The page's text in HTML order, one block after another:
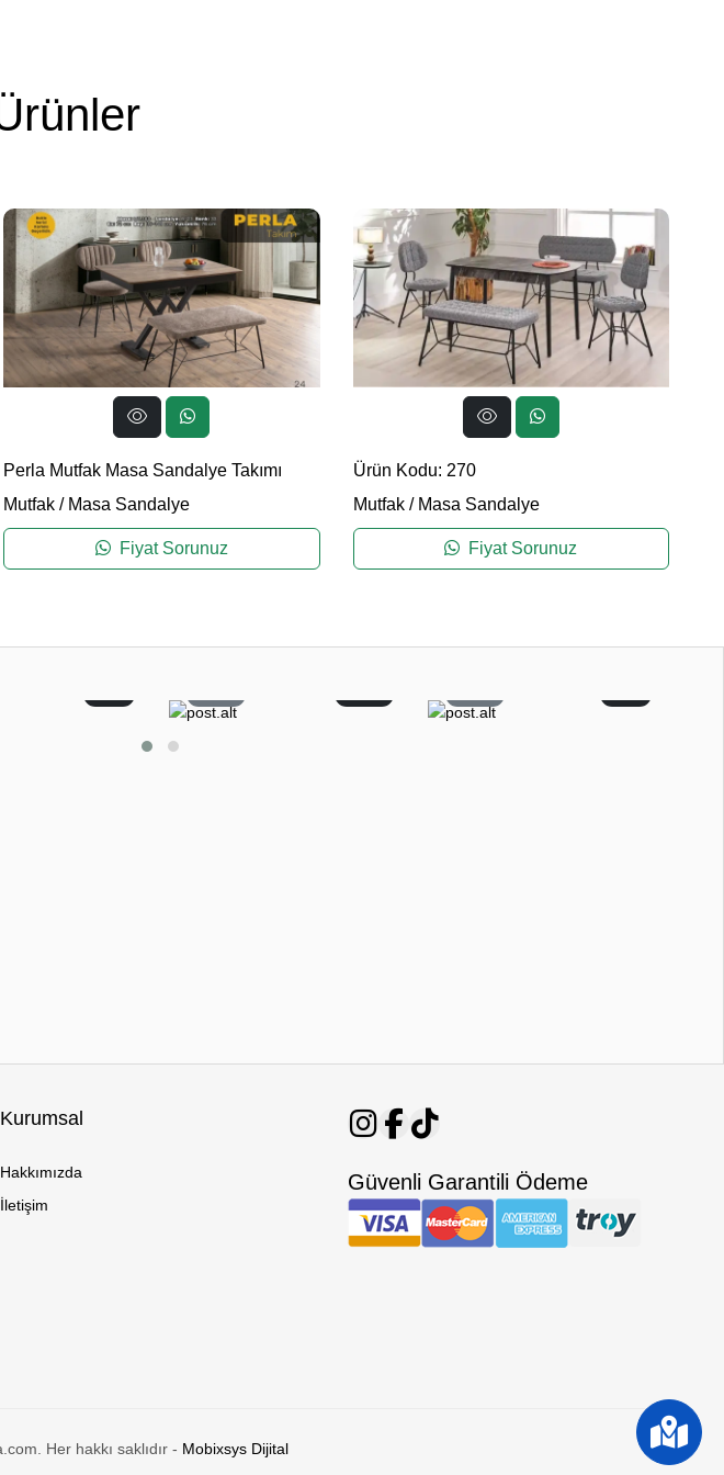
Perla Mutfak Masa Sandalye Takımı
Mutfak / Masa Sandalye
Fiyat Sorunuz
Ürün Kodu: 270
Mutfak/ Masa Sandalye
Fiyat Sorunuz
Kurumsal
Hakkımızda
İletişim
Güvenli Garantili Ödeme
Her hakkı saklıdır - Mobixsys Dijital